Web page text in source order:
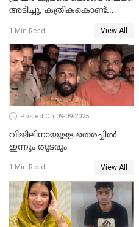
അടിച്ചു, കത്രികകൊണ്ട്
കൊലപ്പെടുത്തി; 5 പവൻ
സ്വർണ്ണവും ഒരു ലക്ഷം
രൂപയും കാണാതായി
1 Min Read View All
Posted On 09-09-2025
വിജിലിനായുള്ള തെരച്ചിൽ
ഇന്നും തുടരും
1 Min Read View All